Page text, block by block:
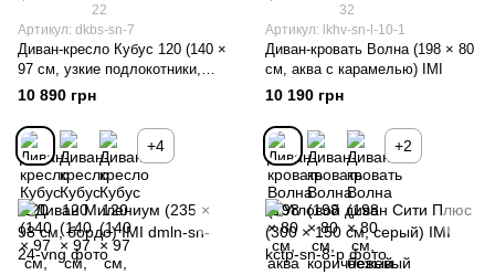
22
Артикул: dkbs-sn-7
Диван-кресло Кубус 120 (140 ×
97 см, узкие подлокотники,
светло-серый) IMI
10 890 грн
+4
32
Артикул: lkhv-sn-l-10-1
Диван-кровать Волна (198 × 80
см, аква с карамелью) IMI
10 190 грн
+2